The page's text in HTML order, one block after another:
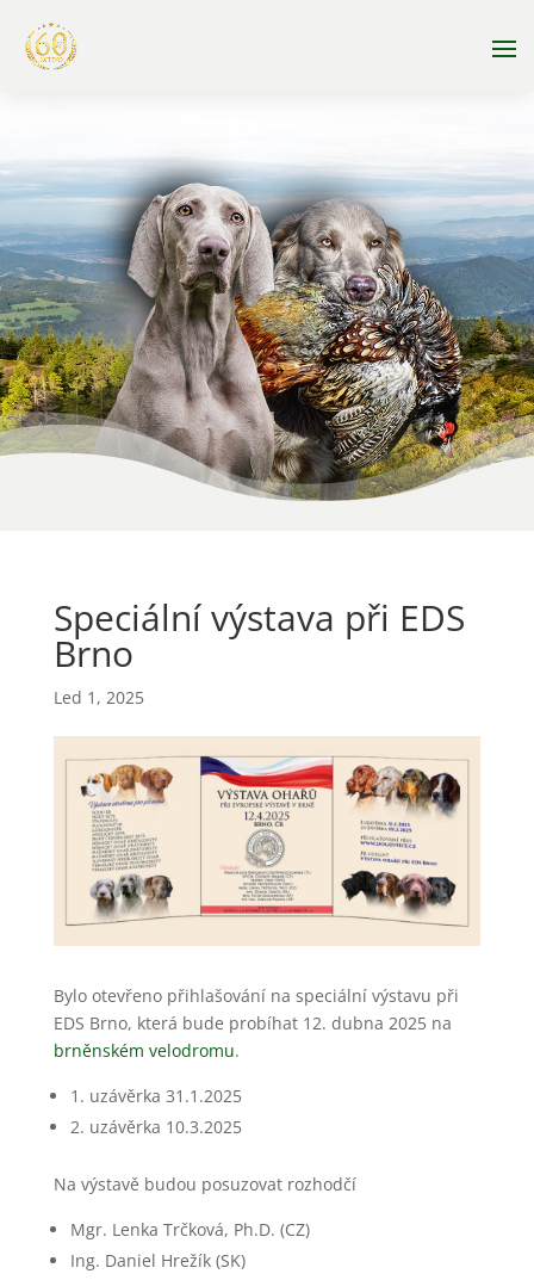
Speciální výstava při EDS
Brno
Led 1, 2025
Bylo otevřeno přihlašování na speciální výstavu při
EDS Brno, která bude probíhat 12. dubna 2025 na
brněnském velodromu.
1. uzávěrka 31.1.2025
2. uzávěrka 10.3.2025
Na výstavě budou posuzovat rozhodčí
Mgr. Lenka Trčková, Ph.D. (CZ)
Ing. Daniel Hrežík (SK)